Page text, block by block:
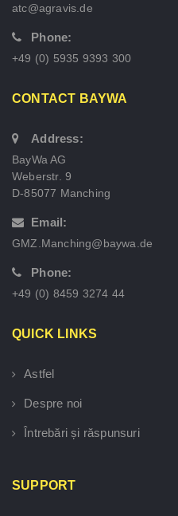
atc@agravis.de
Phone:
+49 (0) 5935 9393 300
CONTACT BAYWA
Address:
BayWa AG
Weberstr. 9
D-85077 Manching
Email:
GMZ.Manching@baywa.de
Phone:
+49 (0) 8459 3274 44
QUICK LINKS
Astfel
Despre noi
Întrebări și răspunsuri
SUPPORT